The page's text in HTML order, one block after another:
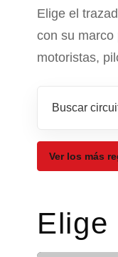
Elige el
con su marco
motoristas,
Buscar
Ver los más
Elige